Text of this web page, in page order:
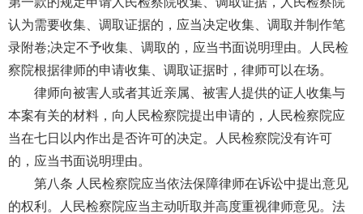
认为需要收集、调取证据的，应当决定收集、调取并制作笔
录附卷;决定不予收集、调取的，应当书面说明理由。人民检
察院根据律师的申请收集、调取证据时，律师可以在场。
律师向被害人或者其近亲属、被害人提供的证人收集与
本案有关的材料，向人民检察院提出申请的，人民检察院应
当在七日以内作出是否许可的决定。人民检察院没有许可
的，应当书面说明理由。
第八条 人民检察院应当依法保障律师在诉讼中提出意见
的权利。人民检察院应当主动听取并高度重视律师意见。法